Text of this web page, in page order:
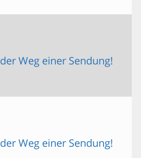
Weg einer Sendung!
Weg einer Sendung!